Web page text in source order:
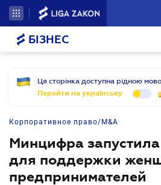
БІЗНЕС
Ця сторінка доступна рідною
Перейти на українську
Корпоративное право/M&A
Минцифра
для поддержки
предпринимателей